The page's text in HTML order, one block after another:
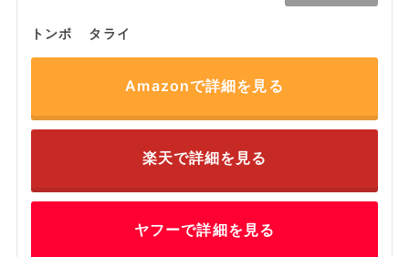
トンボ タライ
Amazonで詳細を見る
楽天で詳細を見る
ヤフーで詳細を見る